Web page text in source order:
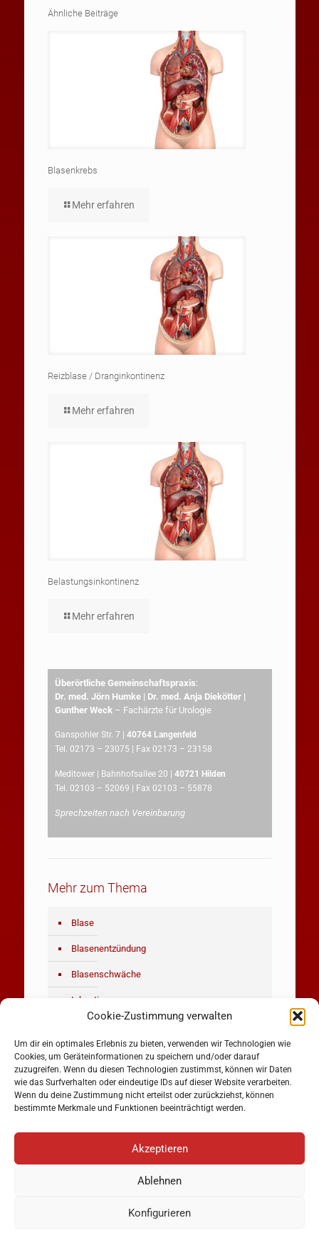
Cookie-Zustimmung verwalten
Um dir ein optimales Erlebnis zu bieten, verwenden wir Technologien wie
Cookies, um Geräteinformationen zu speichern und/oder darauf
zuzugreifen. Wenn du diesen Technologien zustimmst, können wir Daten
wie das Surfverhalten oder eindeutige IDs auf dieser Website verarbeiten.
Wenn du deine Zustimmung nicht erteilst oder zurückziehst, können
bestimmte Merkmale und Funktionen beeinträchtigt werden.
Akzeptieren
Ablehnen
Konfigurieren
Ähnliche Beiträge
Blasenkrebs
Mehr erfahren
Reizblase / Dranginkontinenz
Mehr erfahren
Belastungsinkontinenz
Mehr erfahren
Überörtliche Gemeinschaftspraxis:
Dr. med. Jörn Humke | Dr. med. Anja Diekötter |
Gunther Weck– Fachärzte für Urologie
Ganspohler Str. 7 | 40764 Langenfeld
Tel. 02173 – 23075 | Fax 02173 – 23158
Meditower | Bahnhofsallee 20 | 40721 Hilden
Tel. 02103 – 52069 | Fax 02103 – 55878
Sprechzeiten nach Vereinbarung
Mehr zum Thema
Blase
Blasenentzündung
Blasenschwäche
Inkontinenz
Reizblase / Dranginkontinenz
Blasenkrebs
Copyright © 2023 Dres. Humke & Diekötter |